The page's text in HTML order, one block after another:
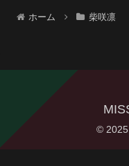
ホーム 柴咲凛
© 2025